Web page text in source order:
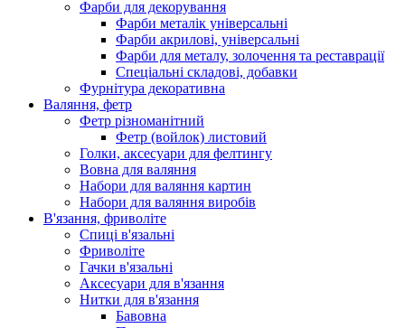
Фарби для декорування
Фарби металік універсальні
Фарби акрилові, універсальні
Фарби для металу, золочення та реставрації
Спеціальні складові, добавки
Фурнітура декоративна
Валяння, фетр
Фетр різноманітний
Фетр (войлок) листовий
Голки, аксесуари для фелтингу
Вовна для валяння
Набори для валяння картин
Набори для валяння виробів
В'язання, фриволіте
Спиці в'язальні
Фриволіте
Гачки в'язальні
Аксесуари для в'язання
Нитки для в'язання
Бавовна